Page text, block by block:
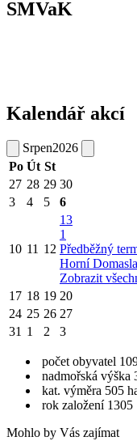
SMVaK
Kalendář akcí
Srpen2026
Po Út St
27 28 29 30
3
4 5 6
10 11 12
13
1
Předběžný
Horní
Zobrazit
17 18 19 20
24 25 26 27
31 1 2 3
počet obyvatel
nadmořská výška
kat. výměra 505
rok založení 1305
Mohlo by Vás zajímat